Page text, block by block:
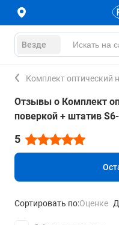
Везде
Комплект оптический
Отзывы о Комплект
поверкой + штатив
5
Сортировать по:Оценке